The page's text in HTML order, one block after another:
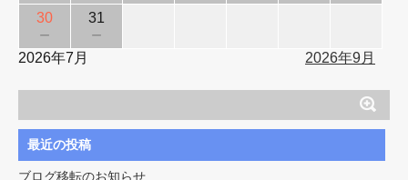
30
－
31
－
2026年7月 2026年9月
最近の投稿
ブログ移転のお知らせ